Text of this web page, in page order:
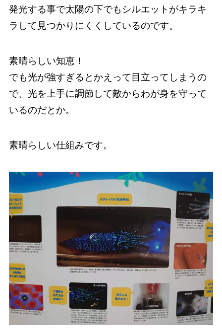
発光する事で太陽の下でもシルエットがキラキ
ラして見つかりにくくしているのです。
素晴らしい知恵！
でも光が強すぎるとかえって目立ってしまうの
で、光を上手に調節して敵からわが身を守って
いるのだとか。
素晴らしい仕組みです。